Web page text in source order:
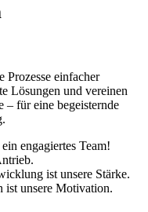
einfacher
Lösungen und vereinen
– für eine begeisternde
engagiertes Team!
ist unsere Stärke.
ist unsere Motivation.